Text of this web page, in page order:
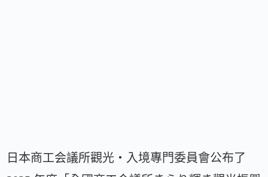
日本商工会議所觀光・入境專門委員會公布了